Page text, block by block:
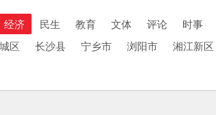
经济 民生 教育 文体 评论 时事
区 长沙县 宁乡市 浏阳市 湘江新区